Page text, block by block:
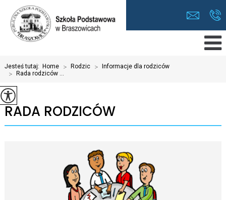
Jesteś tutaj: Home > Rodzic > Informacje dla rodziców
> Rada rodziców ...
RADA RODZICÓW